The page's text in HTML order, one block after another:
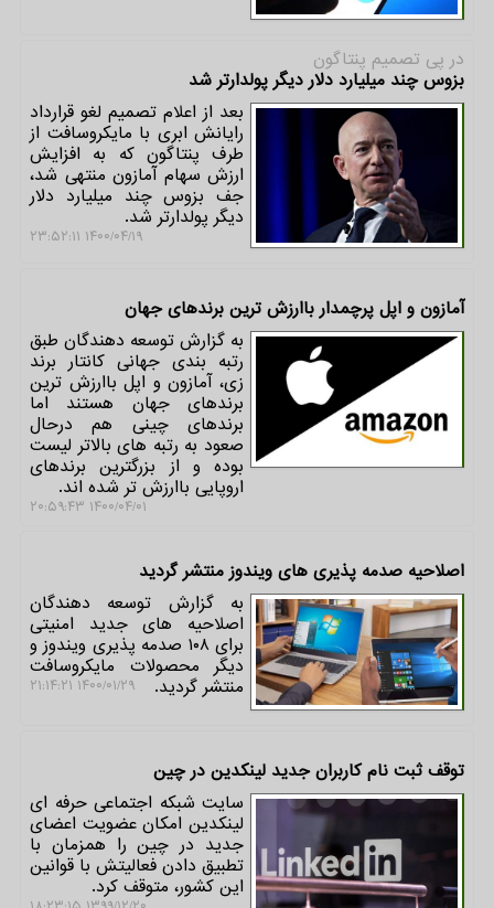
در پی تصمیم پنتاگون
بزوس چند میلیارد دلار دیگر پولدارتر شد
بعد از اعلام تصمیم لغو قرارداد
رایانش ابری با مایکروسافت از
طرف پنتاگون که به افزایش
ارزش سهام آمازون منتهی شد،
جف بزوس چند میلیارد دلار
دیگر پولدارتر شد.
۱۴۰۰/۰۴/۱۹ ۲۳:۵۲:۱۱
آمازون و اپل پرچمدار باارزش ترین برندهای جهان
به گزارش توسعه دهندگان طبق
رتبه بندی جهانی کانتار برند
زی، آمازون و اپل باارزش ترین
برندهای جهان هستند اما
برندهای چینی هم درحال
صعود به رتبه های بالاتر لیست
بوده و از بزرگترین برندهای
اروپایی باارزش تر شده اند.
۱۴۰۰/۰۴/۰۱ ۲۰:۵۹:۴۳
اصلاحیه صدمه پذیری های ویندوز منتشر گردید
به گزارش توسعه دهندگان
اصلاحیه های جدید امنیتی
برای ۱۰۸ صدمه پذیری ویندوز و
دیگر محصولات مایکروسافت
منتشر گردید. ۱۴۰۰/۰۱/۲۹ ۲۱:۱۴:۲۱
توقف ثبت نام كاربران جدید لینكدین در چین
سایت شبکه اجتماعی حرفه ای
لینکدین امکان عضویت اعضای
جدید در چین را همزمان با
تطبیق دادن فعالیتش با قوانین
این کشور، متوقف کرد.